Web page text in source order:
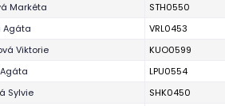
Markéta STH0550
Agáta VRL0453
Viktorie KUO0599
LPU0554
Sylvie SHK0450